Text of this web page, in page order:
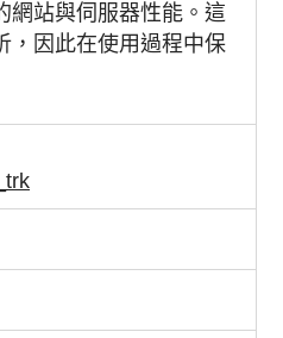
網站與伺服器性能。這
，因此在使用過程中保